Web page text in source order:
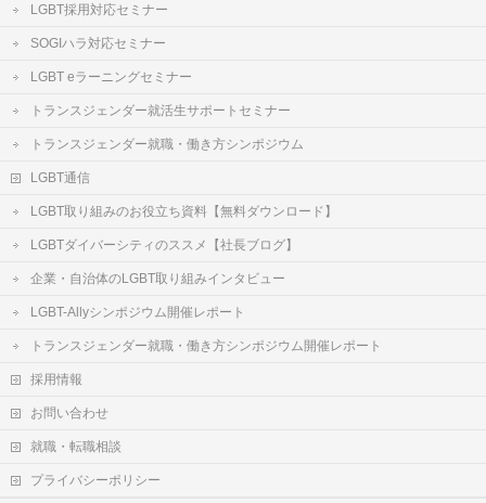
LGBT採用対応セミナー
SOGIハラ対応セミナー
LGBT eラーニングセミナー
トランスジェンダー就活生サポートセミナー
トランスジェンダー就職・働き方シンポジウム
LGBT通信
LGBT取り組みのお役立ち資料【無料ダウンロード】
LGBTダイバーシティのススメ【社長ブログ】
企業・自治体のLGBT取り組みインタビュー
LGBT-Allyシンポジウム開催レポート
トランスジェンダー就職・働き方シンポジウム開催レポート
採用情報
お問い合わせ
就職・転職相談
プライバシーポリシー